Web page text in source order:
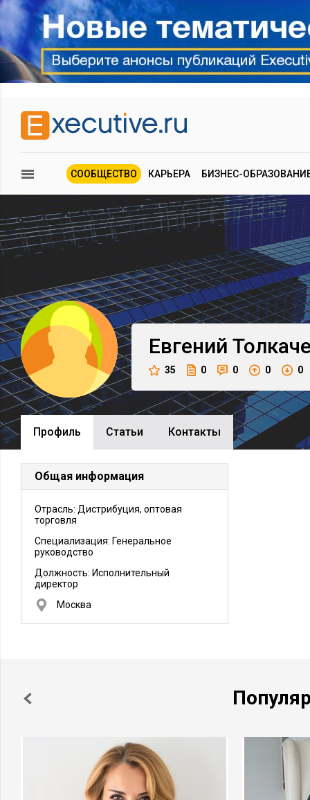
СООБЩЕСТВО КАРЬЕРА БИЗНЕС-
Евгений
35 0 0 0 0
Профиль Cтатьи Контакты
Общая информация
Отрасль: Дистрибуция, оптовая
торговля
Специализация: Генеральное
руководство
Должность: Исполнительный
директор
Москва